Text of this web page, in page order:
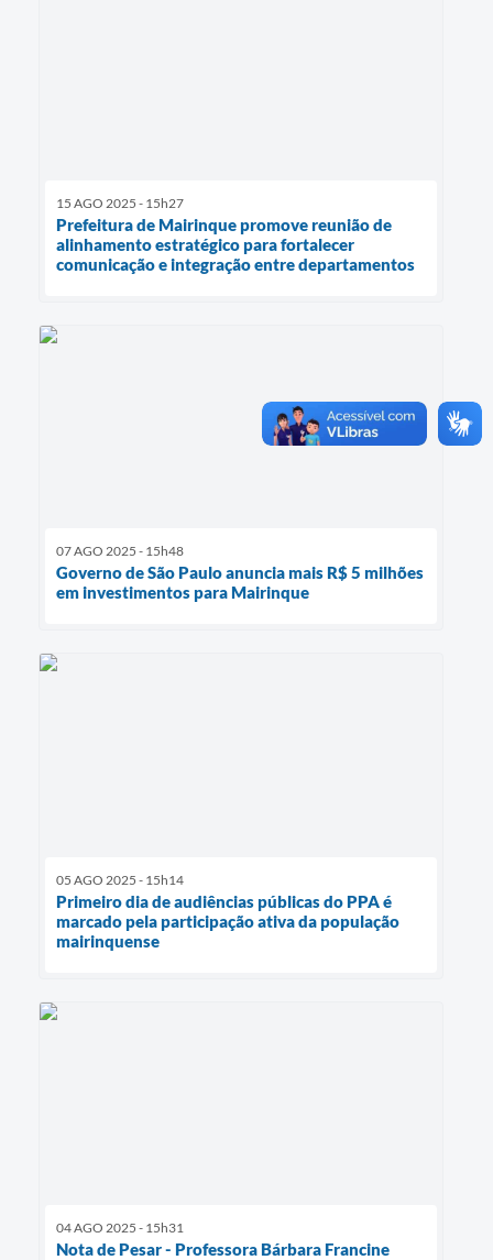
15 AGO 2025 - 15h27
Prefeitura de Mairinque promove reunião de
alinhamento estratégico para fortalecer
comunicação e integração entre departamentos
07 AGO 2025 - 15h48
Governo de São Paulo anuncia mais R$ 5 milhões
em investimentos para Mairinque
05 AGO 2025 - 15h14
Primeiro dia de audiências públicas do PPA é
marcado pela participação ativa da população
mairinquense
04 AGO 2025 - 15h31
Nota de Pesar - Professora Bárbara Francine